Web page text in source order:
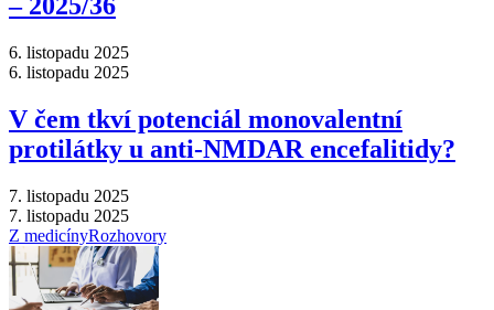
–⁠ 2025/36
6. listopadu 2025
6. listopadu 2025
V čem tkví potenciál monovalentní
protilátky u anti-NMDAR encefalitidy?
7. listopadu 2025
7. listopadu 2025
Z medicínyRozhovory